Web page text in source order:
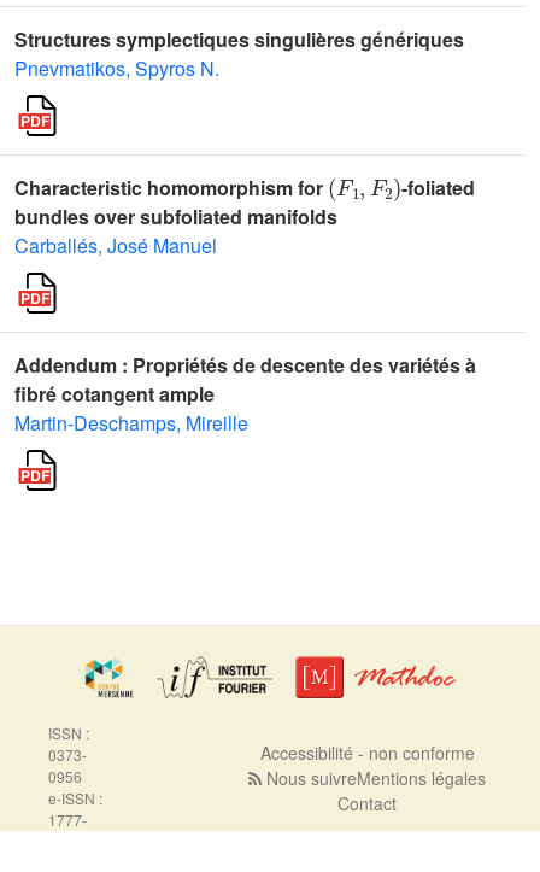
Structures symplectiques singulières génériques
Pnevmatikos, Spyros N.
Characteristic homomorphism for
( 2
-foliated
bundles over subfoliated manifolds
Carballés, José Manuel
Addendum : Propriétés de descente des variétés à
fibré cotangent ample
Martin-Deschamps, Mireille
ISSN :
0373-
0956
e-ISSN :
1777-
Accessibilité - non conforme
Nous suivreMentions légales
Contact